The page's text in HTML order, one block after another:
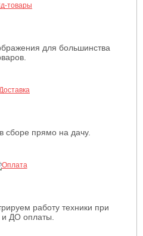
для большинства
сборе прямо на дачу.
работу техники при
и ДО оплаты.